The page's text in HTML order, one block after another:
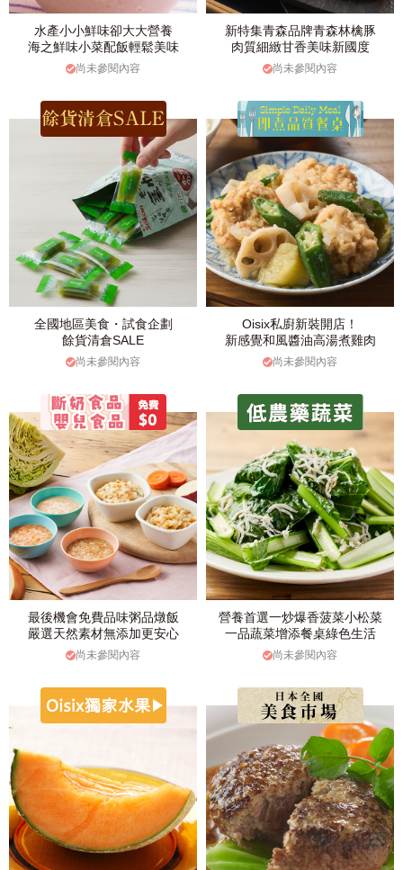
水產小小鮮味卻大大營養
海之鮮味小菜配飯輕鬆美味
尚未參閱內容
新特集青森品牌青森林檎豚
肉質細緻甘香美味新國度
尚未參閱內容
全國地區美食・試食企劃
餘貨清倉SALE
尚未參閱內容
Oisix私廚新裝開店！
新感覺和風醬油高湯煮雞肉
尚未參閱內容
最後機會免費品味粥品燉飯
嚴選天然素材無添加更安心
尚未參閱內容
營養首選一炒爆香菠菜小松菜
一品蔬菜增添餐桌綠色生活
尚未參閱內容